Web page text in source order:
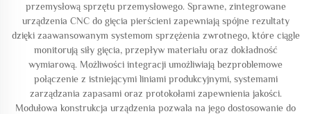
przemysłową sprzętu przemysłowego. Sprawne, zintegrowane
urządzenia CNC do gięcia pierścieni zapewniają spójne rezultaty
dzięki zaawansowanym systemom sprzężenia zwrotnego, które ciągle
monitorują siły gięcia, przepływ materiału oraz dokładność
wymiarową. Możliwości integracji umożliwiają bezproblemowe
połączenie z istniejącymi liniami produkcyjnymi, systemami
zarządzania zapasami oraz protokołami zapewnienia jakości.
Modułowa konstrukcja urządzenia pozwala na jego dostosowanie do